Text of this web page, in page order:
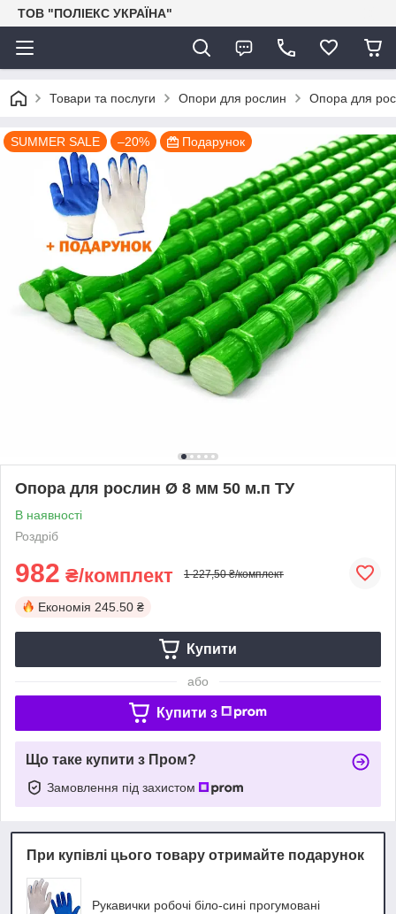
ТОВ "ПОЛІЕКС УКРАЇНА"
Товари та послуги Опори для рослин Опора для
SUMMER SALE –20% Подарунок
Опора для рослин Ø 8 мм 50 м.п ТУ
В наявності
Роздріб
982 ₴/комплект 1 227,50 ₴/комплект
Економія 245.50 ₴
Купити
або
Купити з
Що таке купити з Пром?
Замовлення під захистом
При купівлі цього товару отримайте подарунок
Рукавички робочі біло-сині прогумовані